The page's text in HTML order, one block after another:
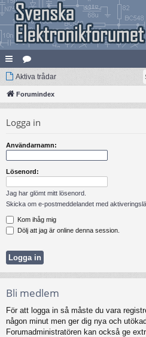
na
bb
ar
at
eg
er
Aktiva trådar
Forumindex
Logga in
Användarnamn:
Lösenord:
Jag har glömt mitt lösenord.
Skicka om e-postmeddelandet med
Kom ihåg mig
Dölj att jag är online denna session.
Bli medlem
För att logga in så måste du vara
någon minut men ger dig nya och
Forumadministratören kan också ge